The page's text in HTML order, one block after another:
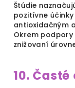
Štúdie
pozitívne
antioxidačným
Okrem
znižovaní
10.